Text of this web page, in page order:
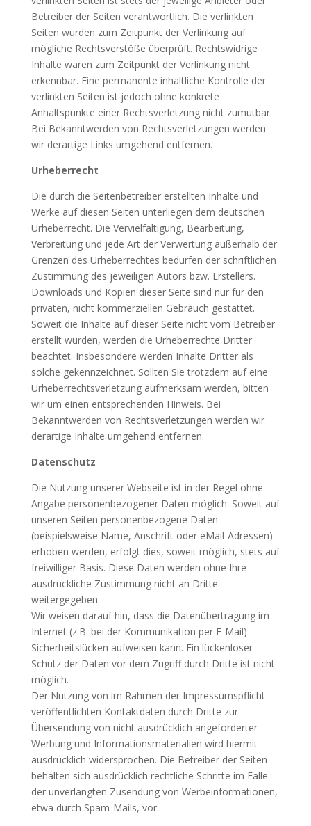
Betreiber der Seiten verantwortlich. Die verlinkten
Seiten wurden zum Zeitpunkt der Verlinkung auf
mögliche Rechtsverstöße überprüft. Rechtswidrige
Inhalte waren zum Zeitpunkt der Verlinkung nicht
erkennbar. Eine permanente inhaltliche Kontrolle der
verlinkten Seiten ist jedoch ohne konkrete
Anhaltspunkte einer Rechtsverletzung nicht zumutbar.
Bei Bekanntwerden von Rechtsverletzungen werden
wir derartige Links umgehend entfernen.
Urheberrecht
Die durch die Seitenbetreiber erstellten Inhalte und
Werke auf diesen Seiten unterliegen dem deutschen
Urheberrecht. Die Vervielfältigung, Bearbeitung,
Verbreitung und jede Art der Verwertung außerhalb der
Grenzen des Urheberrechtes bedürfen der schriftlichen
Zustimmung des jeweiligen Autors bzw. Erstellers.
Downloads und Kopien dieser Seite sind nur für den
privaten, nicht kommerziellen Gebrauch gestattet.
Soweit die Inhalte auf dieser Seite nicht vom Betreiber
erstellt wurden, werden die Urheberrechte Dritter
beachtet. Insbesondere werden Inhalte Dritter als
solche gekennzeichnet. Sollten Sie trotzdem auf eine
Urheberrechtsverletzung aufmerksam werden, bitten
wir um einen entsprechenden Hinweis. Bei
Bekanntwerden von Rechtsverletzungen werden wir
derartige Inhalte umgehend entfernen.
Datenschutz
Die Nutzung unserer Webseite ist in der Regel ohne
Angabe personenbezogener Daten möglich. Soweit auf
unseren Seiten personenbezogene Daten
(beispielsweise Name, Anschrift oder eMail-Adressen)
erhoben werden, erfolgt dies, soweit möglich, stets auf
freiwilliger Basis. Diese Daten werden ohne Ihre
ausdrückliche Zustimmung nicht an Dritte
weitergegeben.
Wir weisen darauf hin, dass die Datenübertragung im
Internet (z.B. bei der Kommunikation per E-Mail)
Sicherheitslücken aufweisen kann. Ein lückenloser
Schutz der Daten vor dem Zugriff durch Dritte ist nicht
möglich.
Der Nutzung von im Rahmen der Impressumspflicht
veröffentlichten Kontaktdaten durch Dritte zur
Übersendung von nicht ausdrücklich angeforderter
Werbung und Informationsmaterialien wird hiermit
ausdrücklich widersprochen. Die Betreiber der Seiten
behalten sich ausdrücklich rechtliche Schritte im Falle
der unverlangten Zusendung von Werbeinformationen,
etwa durch Spam-Mails, vor.